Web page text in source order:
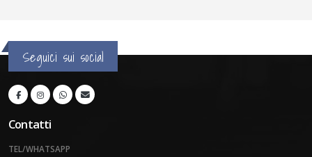
Seguici sui social
Contatti
TEL/WHATSAPP